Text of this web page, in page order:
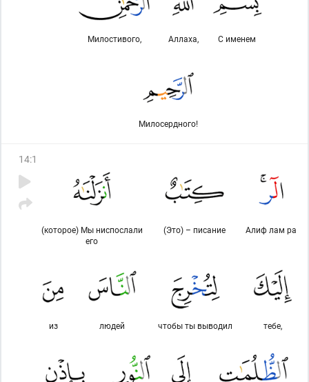
С именем
Аллаха,
Милостивого,
Милосердного!
14:1
Алиф лам ра
(Это) – писание
(которое) Мы ниспослали
его
тебе,
чтобы ты выводил
людей
из